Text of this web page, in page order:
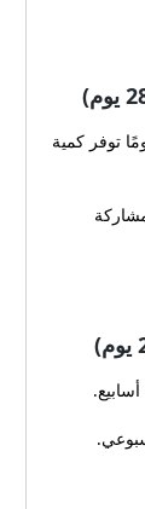
باقة جوي بقيمة 200 صالح لمدة 28 يومًا توفر كمية